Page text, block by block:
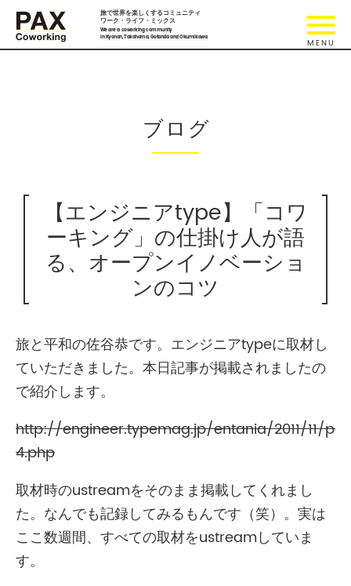
旅で世界を楽しくするコミュニティ
ワーク・ライフ・ミックス
We are a coworking community
in Kyonan, Takahama, Gotanda and Okumikawa.
ブログ
【エンジニアtype】「コワ
ーキング」の仕掛け人が語
る、オープンイノベーショ
ンのコツ
旅と平和の佐谷恭です。エンジニアtypeに取材し
ていただきました。本日記事が掲載されましたの
で紹介します。
http://engineer.typemag.jp/entania/2011/11/
4.php
取材時のustreamをそのまま掲載してくれまし
た。なんでも記録してみるもんです（笑）。実は
ここ数週間、すべての取材をustreamしていま
す。